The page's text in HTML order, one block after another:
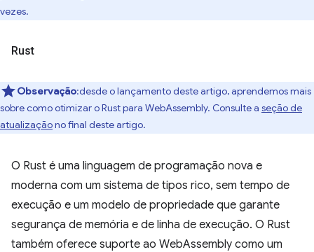
vezes.
Rust
Observação:desde o lançamento deste artigo, aprendemos mais
sobre como otimizar o Rust para WebAssembly. Consulte a seção de
atualizaçãono final deste artigo.
O Rust é uma linguagem de programação nova e
moderna com um sistema de tipos rico, sem tempo de
execução e um modelo de propriedade que garante
segurança de memória e de linha de execução. O Rust
também oferece suporte ao WebAssembly como um